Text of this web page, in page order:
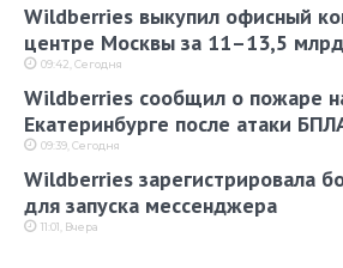
Wildberries выкупил офисный
центре Москвы за 11–13,5
09:42, Сегодня
Wildberries сообщил о пожаре
Екатеринбурге после атаки
09:39, Сегодня
Wildberries зарегистрировала
для запуска мессенджера
11:01, Вчера